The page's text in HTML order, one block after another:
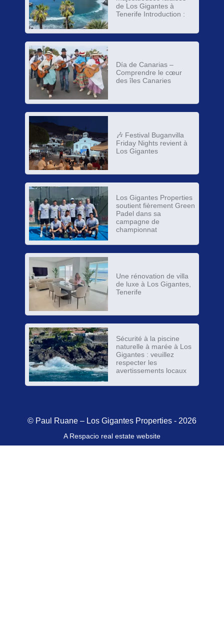
de Los Gigantes à
Tenerife Introduction :
Día de Canarias –
Comprendre le cœur
des îles Canaries
🎶 Festival Buganvilla
Friday Nights revient à
Los Gigantes
Los Gigantes Properties
soutient fièrement Green
Padel dans sa
campagne de
championnat
Une rénovation de villa
de luxe à Los Gigantes,
Tenerife
Sécurité à la piscine
naturelle à marée à Los
Gigantes : veuillez
respecter les
avertissements locaux
© Paul Ruane – Los Gigantes Properties - 2026
A Respacio real estate website